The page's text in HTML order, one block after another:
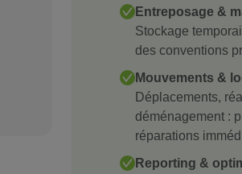
Entreposage &
Stockage
des conventions
Mouvements &
Déplacements,
déménagement :
réparations
Reporting &